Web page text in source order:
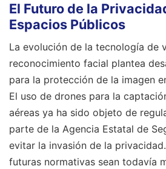
El Futuro de la
Espacios Públicos
La evolución de la tecnología de
reconocimiento facial plantea
para la protección de la imagen
El uso de drones para la
aéreas ya ha sido objeto de
parte de la Agencia Estatal de
evitar la invasión de la
futuras normativas sean todavía